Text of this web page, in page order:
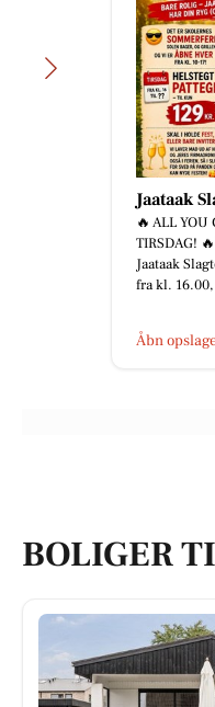
Jaataak
🔥 ALL YOU
TIRSDAG!
Jaataak
fra kl.
Åbn
BOLIGER